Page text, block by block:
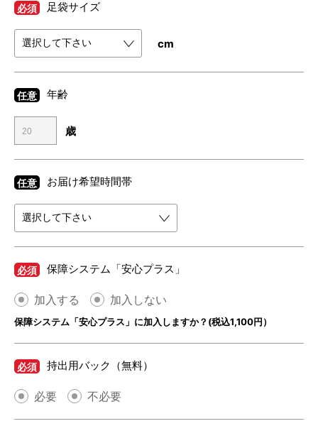
必須 足袋サイズ
cm
任意 年齢
歳
任意 お届け希望時間帯
必須 保障システム「安心プラス」
加入する 加入しない
保障システム「安心プラス」に加入しますか？(税込1,100円）
必須 持出用バック（無料）
必要 不必要